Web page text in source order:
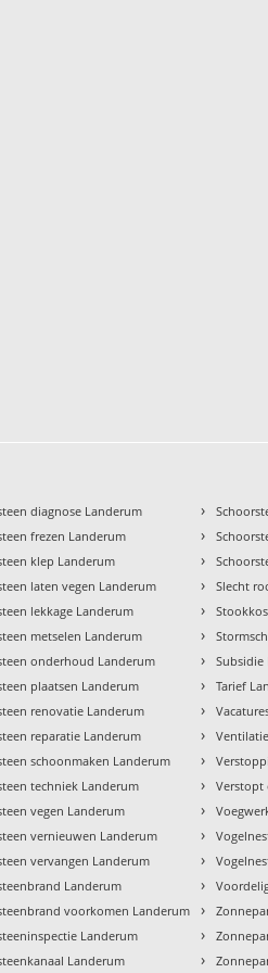
diagnose Landerum
frezen Landerum
klep Landerum
laten vegen Landerum
lekkage Landerum
metselen Landerum
onderhoud Landerum
plaatsen Landerum
renovatie Landerum
reparatie Landerum
schoonmaken Landerum
techniek Landerum
vegen Landerum
vernieuwen Landerum
vervangen Landerum
Landerum
voorkomen Landerum
Landerum
Landerum
›
›
›
› Slecht
›
›
› Subsidie
› Tarief
›
›
›
› Verstopt
›
›
›
›
›
›
›